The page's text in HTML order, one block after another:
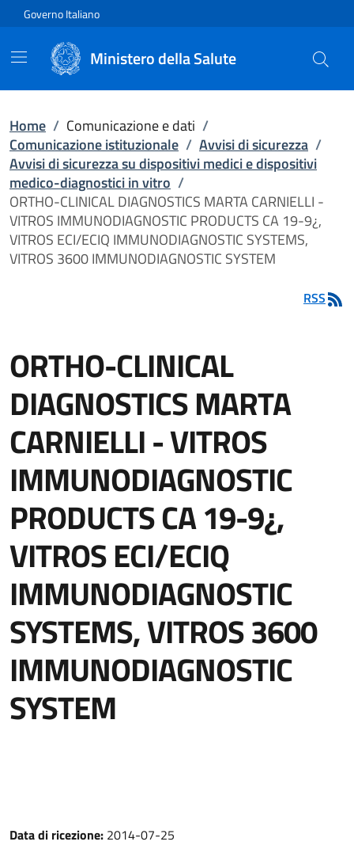
Vai direttamente al contenuto
Governo Italiano
Ministero della Salute
Home / Comunicazione e dati /
Comunicazione istituzionale / Avvisi di sicurezza /
Avvisi di sicurezza su dispositivi medici e dispositivi
medico-diagnostici in vitro /
ORTHO-CLINICAL DIAGNOSTICS MARTA CARNIELLI -
VITROS IMMUNODIAGNOSTIC PRODUCTS CA 19-9¿,
VITROS ECI/ECIQ IMMUNODIAGNOSTIC SYSTEMS,
VITROS 3600 IMMUNODIAGNOSTIC SYSTEM
RSS
ORTHO-CLINICAL
DIAGNOSTICS MARTA
CARNIELLI - VITROS
IMMUNODIAGNOSTIC
PRODUCTS CA 19-9¿,
VITROS ECI/ECIQ
IMMUNODIAGNOSTIC
SYSTEMS, VITROS 3600
IMMUNODIAGNOSTIC
SYSTEM
Data di ricezione: 2014-07-25